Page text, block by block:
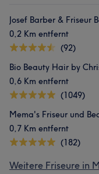
Josef Barber & Friseur
0,2 Km entfernt
(92)
Bio Beauty Hair by
0,6 Km entfernt
(1049)
Mema's Friseur und
0,7 Km entfernt
(182)
Weitere Friseure in